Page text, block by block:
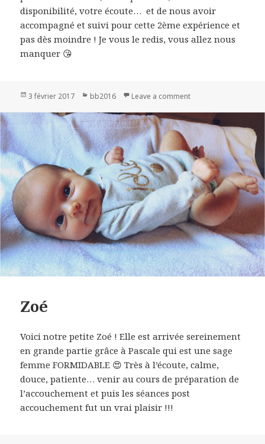
disponibilité, votre écoute… et de nous avoir
accompagné et suivi pour cette 2ème expérience et
pas dès moindre ! Je vous le redis, vous allez nous
manquer 😘
Publié
3 février 2017 Catégories
bb2016 Leave a comment
Zoé
Voici notre petite Zoé ! Elle est arrivée sereinement
en grande partie grâce à Pascale qui est une sage
femme FORMIDABLE 😍 Très à l’écoute, calme,
douce, patiente… venir au cours de préparation de
l’accouchement et puis les séances post
accouchement fut un vrai plaisir !!!